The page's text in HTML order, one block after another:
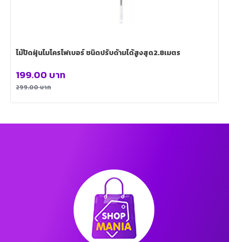
ไม้ปัดฝุ่นไมโครไฟเบอร์ ชนิดปรับด้ามได้สูงสุด2.8เมตร
299.00บาท
199.00 บาท